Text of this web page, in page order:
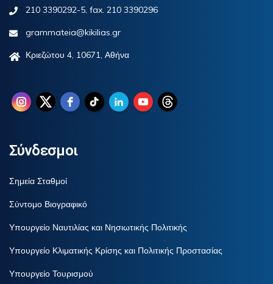
210 3390292-5, fax. 210 3390296
grammateia@kikilias.gr
Κριεζώτου 4, 10671, Αθήνα
Σύνδεσμοι
Σημεία Σταθμοί
Σύντομο Βιογραφικό
Υπουργείο Ναυτιλίας και Νησιωτικής Πολιτικής
Υπουργείο Κλιματικής Κρίσης και Πολιτικής Προστασίας
Υπουργείο Τουρισμού